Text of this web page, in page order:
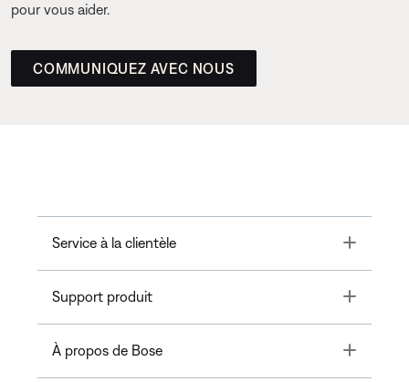
pour vous aider.
COMMUNIQUEZ AVEC NOUS
Service à la clientèle Toggle
Support produit Toggle
À propos de Bose Toggle